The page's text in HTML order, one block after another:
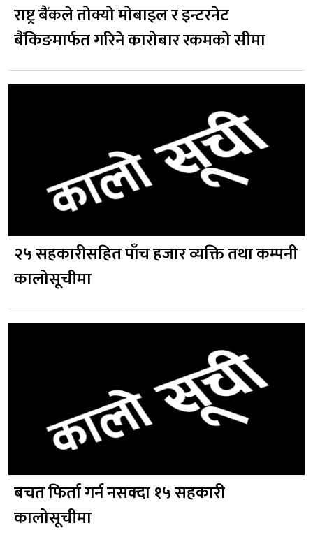
राष्ट्र बैंकले तोक्यो मोबाइल र इन्टरनेट
बैंकिङमार्फत गरिने कारोबार रकमको सीमा
२५ सहकारीसहित पाँच हजार व्यक्ति तथा कम्पनी
कालोसूचीमा
बचत फिर्ता गर्न नसक्दा १५ सहकारी
कालोसूचीमा